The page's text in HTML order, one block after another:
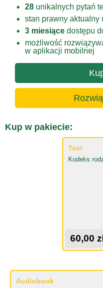
28 unikalnych pytań
stan prawny aktualny
3 miesiące dostępu
możliwość
w aplikacji mobilnej
Kup w pakiecie:
Test
Kodeks
60,00
Audiobook